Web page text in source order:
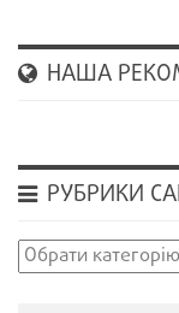
НАША
РУБРИКИ
Рубрики